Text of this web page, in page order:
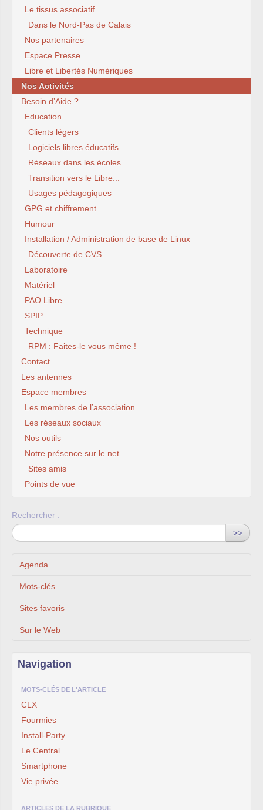
Le tissus associatif
Dans le Nord-Pas de Calais
Nos partenaires
Espace Presse
Libre et Libertés Numériques
Nos Activités
Besoin d’Aide ?
Education
Clients légers
Logiciels libres éducatifs
Réseaux dans les écoles
Transition vers le Libre...
Usages pédagogiques
GPG et chiffrement
Humour
Installation / Administration de base de Linux
Découverte de CVS
Laboratoire
Matériel
PAO Libre
SPIP
Technique
RPM : Faites-le vous même !
Contact
Les antennes
Espace membres
Les membres de l’association
Les réseaux sociaux
Nos outils
Notre présence sur le net
Sites amis
Points de vue
Rechercher :
>>
Agenda
Mots-clés
Sites favoris
Sur le Web
Navigation
MOTS-CLÉS DE L'ARTICLE
CLX
Fourmies
Install-Party
Le Central
Smartphone
Vie privée
ARTICLES DE LA RUBRIQUE